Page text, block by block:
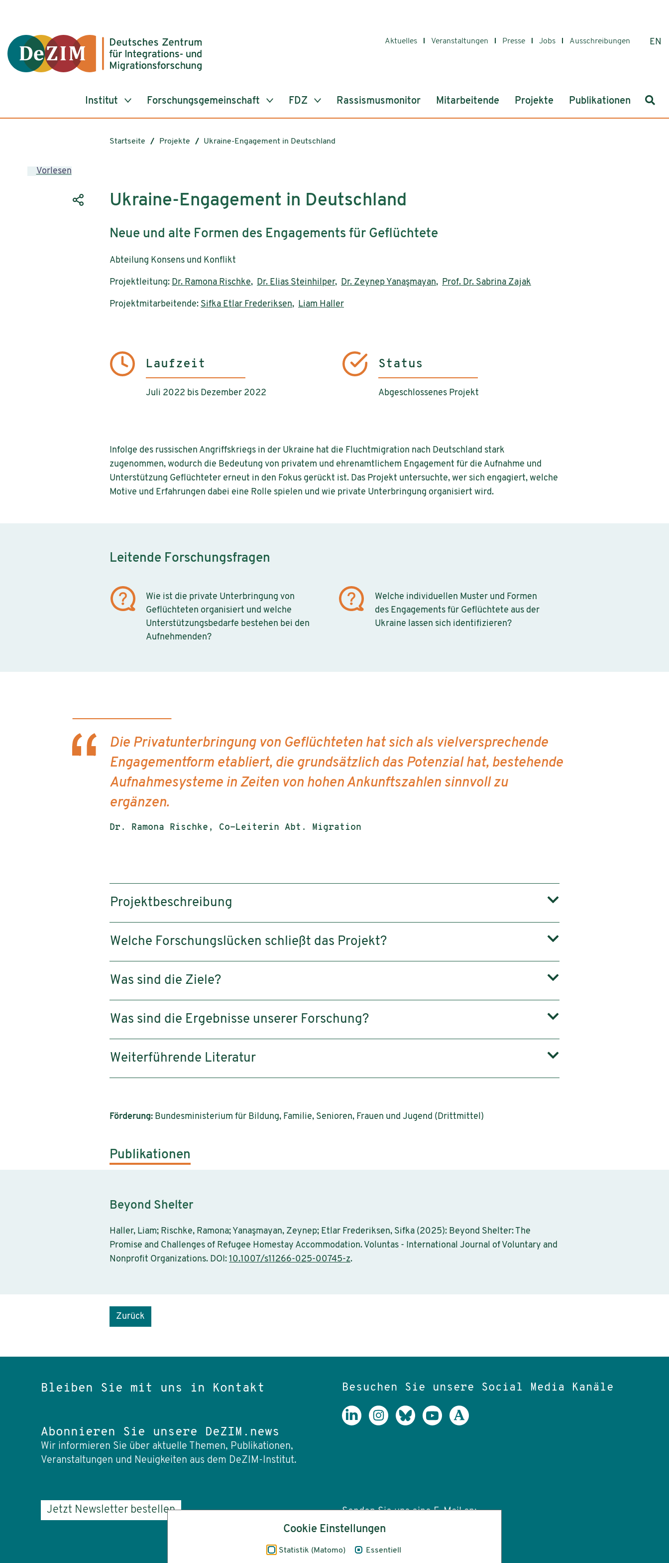
Aktuelles Veranstaltungen Presse Jobs Ausschreibungen EN
Institut Forschungsgemeinschaft FDZ Rassismusmonitor Mitarbeitende Projekte Publikationen
Startseite Projekte Ukraine-Engagement in Deutschland
Vorlesen
Ukraine-Engagement in Deutschland
Neue und alte Formen des Engagements für Geflüchtete
Abteilung Konsens und Konflikt
Projektleitung: Dr. Ramona Rischke, Dr. Elias Steinhilper, Dr. Zeynep Yanaşmayan, Prof. Dr. Sabrina Zajak
Projektmitarbeitende: Sifka Etlar Frederiksen, Liam Haller
Laufzeit
Juli 2022 bis Dezember 2022
Status
Abgeschlossenes Projekt
Infolge des russischen Angriffskriegs in der Ukraine hat die Fluchtmigration nach Deutschland stark
zugenommen, wodurch die Bedeutung von privatem und ehrenamtlichem Engagement für die Aufnahme und
Unterstützung Geflüchteter erneut in den Fokus gerückt ist. Das Projekt untersuchte, wer sich engagiert, welche
Motive und Erfahrungen dabei eine Rolle spielen und wie private Unterbringung organisiert wird.
Leitende Forschungsfragen
Wie ist die private Unterbringung von
Geflüchteten organisiert und welche
Unterstützungsbedarfe bestehen bei den
Aufnehmenden?
Welche individuellen Muster und Formen
des Engagements für Geflüchtete aus der
Ukraine lassen sich identifizieren?
Die Privatunterbringung von Geflüchteten hat sich als vielversprechende
Engagementform etabliert, die grundsätzlich das Potenzial hat, bestehende
Aufnahmesysteme in Zeiten von hohen Ankunftszahlen sinnvoll zu
ergänzen.
Dr. Ramona Rischke, Co-Leiterin Abt. Migration
Projektbeschreibung
Welche Forschungslücken schließt das Projekt?
Was sind die Ziele?
Was sind die Ergebnisse unserer Forschung?
Weiterführende Literatur
Förderung: Bundesministerium für Bildung, Familie, Senioren, Frauen und Jugend (Drittmittel)
Publikationen
Beyond Shelter
Haller, Liam; Rischke, Ramona; Yanaşmayan, Zeynep; Etlar Frederiksen, Sifka (2025): Beyond Shelter: The
Promise and Challenges of Refugee Homestay Accommodation. Voluntas - International Journal of Voluntary and
Nonprofit Organizations. DOI: 10.1007/s11266-025-00745-z.
Zurück
Bleiben Sie mit uns in Kontakt
Abonnieren Sie unsere DeZIM.news
Wir informieren Sie über aktuelle Themen, Publikationen,
Veranstaltungen und Neuigkeiten aus dem DeZIM-Institut.
Jetzt Newsletter bestellen
Besuchen Sie unsere Social Media Kanäle
Senden Sie uns eine E-Mail an:
info(at)dezim-institut.de
Cookie Einstellungen
Statistik (Matomo) Essentiell